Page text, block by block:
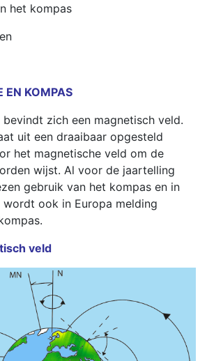
het kompas
EN KOMPAS
bevindt zich een magnetisch veld.
uit een draaibaar opgesteld
het magnetische veld om de
wijst. Al voor de jaartelling
gebruik van het kompas en in
ook in Europa melding
veld